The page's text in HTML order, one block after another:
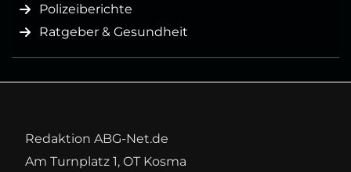
Polizeiberichte
Ratgeber & Gesundheit
Redaktion ABG-Net.de
Am Turnplatz 1, OT Kosma